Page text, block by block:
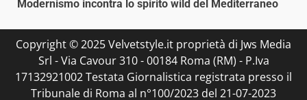
Modernismo incontra lo spirito wild del Mediterraneo
Copyright © 2025 Velvetstyle.it proprietà di Jws Media
Srl - Via Cavour 310 - 00184 Roma (RM) - P.Iva
17132921002 Testata Giornalistica registrata presso il
Tribunale di Roma al n°100/2023 del 21-07-2023